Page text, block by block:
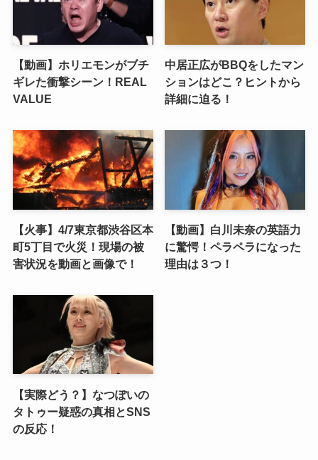
【動画】ホリエモンがブチ
ギレた衝撃シーン！REAL
VALUE
中居正広がBBQをしたマン
ションはどこ？ヒントから
詳細に迫る！
【火事】4/7東京都渋谷区本
町5丁目で火災！現場の被
害状況を動画と画像で！
【動画】白川未奈の英語力
に驚愕！ペラペラになった
理由は３つ！
【実際どう？】なつぽいの
タトゥー疑惑の真相とSNS
の反応！